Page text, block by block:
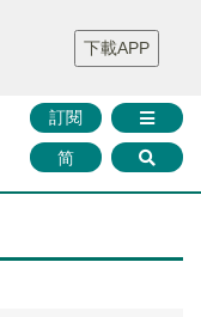
財華證券 媒體矩陣
智庫沙龍
聯絡我們
訂閱
简
下載APP